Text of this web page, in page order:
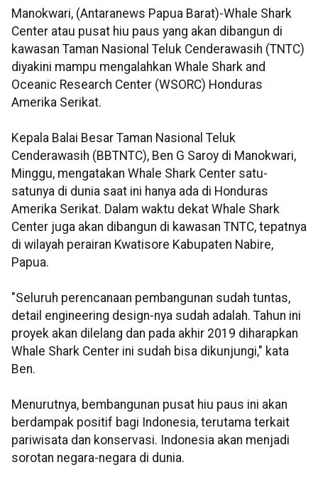
Manokwari, (Antaranews Papua Barat)-Whale Shark
Center atau pusat hiu paus yang akan dibangun di
kawasan Taman Nasional Teluk Cenderawasih (TNTC)
diyakini mampu mengalahkan Whale Shark and
Oceanic Research Center (WSORC) Honduras
Amerika Serikat.
Kepala Balai Besar Taman Nasional Teluk
Cenderawasih (BBTNTC), Ben G Saroy di Manokwari,
Minggu, mengatakan Whale Shark Center satu-
satunya di dunia saat ini hanya ada di Honduras
Amerika Serikat. Dalam waktu dekat Whale Shark
Center juga akan dibangun di kawasan TNTC, tepatnya
di wilayah perairan Kwatisore Kabupaten Nabire,
Papua.
"Seluruh perencanaan pembangunan sudah tuntas,
detail engineering design-nya sudah adalah. Tahun ini
proyek akan dilelang dan pada akhir 2019 diharapkan
Whale Shark Center ini sudah bisa dikunjungi," kata
Ben.
Menurutnya, bembangunan pusat hiu paus ini akan
berdampak positif bagi Indonesia, terutama terkait
pariwisata dan konservasi. Indonesia akan menjadi
sorotan negara-negara di dunia.